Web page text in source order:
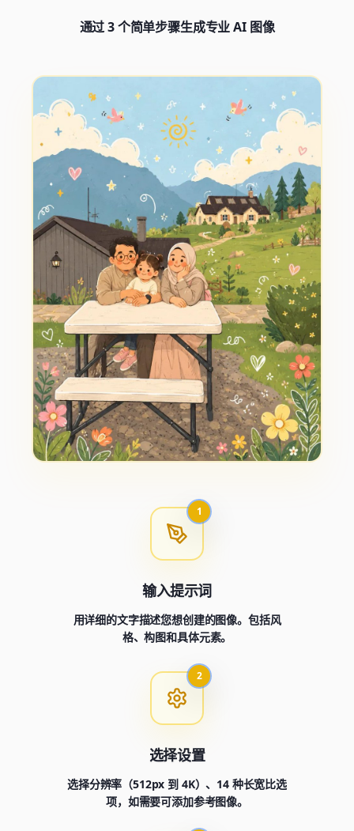
通过 3 个简单步骤生成专业 AI 图像
1
输入提示词
用详细的文字描述您想创建的图像。包括风
格、构图和具体元素。
2
选择设置
选择分辨率（512px 到 4K）、14 种长宽比选
项，如需要可添加参考图像。